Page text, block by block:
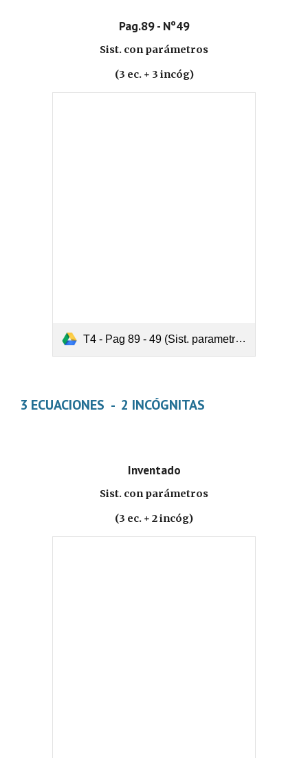
Pag.89 - Nº49
Sist. con parámetros
(3 ec. + 3 incóg)
T4 - Pag 89 - 49 (Sist. parametros - 3 ec y 3 incog).pdf
3 ECUACIONES  -  2 INCÓGNITAS
Inventado
Sist. con parámetros
(3 ec. + 2 incóg)